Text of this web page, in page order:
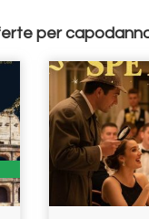
per